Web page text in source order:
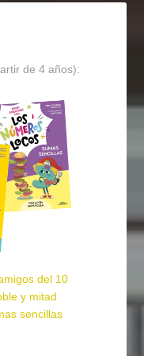
de 4 años):
del 10
y mitad
sencillas